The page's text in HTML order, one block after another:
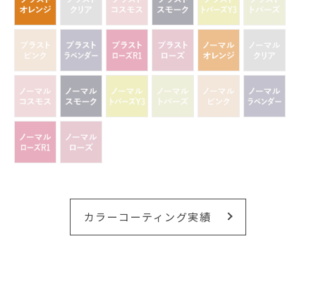
カラーコーティング実績